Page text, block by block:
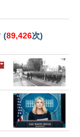
(89,426次)